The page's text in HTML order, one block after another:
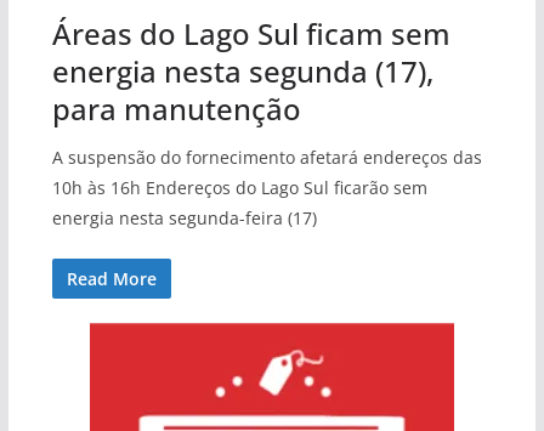
Áreas do Lago Sul ficam sem
energia nesta segunda (17),
para manutenção
A suspensão do fornecimento afetará endereços das
10h às 16h Endereços do Lago Sul ficarão sem
energia nesta segunda-feira (17)
Read More